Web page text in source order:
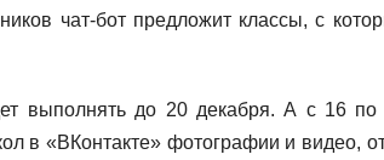
чат-бот предложит классы, с
выполнять до 20 декабря. А с 16 по
в «ВКонтакте» фотографии и видео,